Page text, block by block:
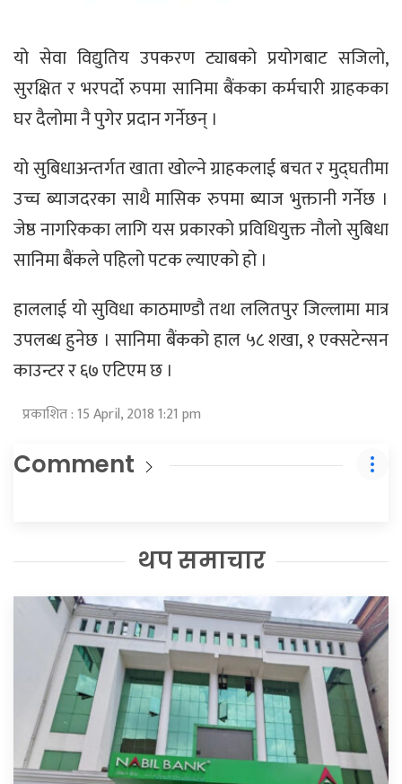
यो सेवा विद्युतिय उपकरण ट्याबको प्रयोगबाट सजिलो,
सुरक्षित र भरपर्दो रुपमा सानिमा बैंकका कर्मचारी ग्राहकका
घर दैलोमा नै पुगेर प्रदान गर्नेछन् ।
यो सुबिधाअन्तर्गत खाता खोल्ने ग्राहकलाई बचत र मुद्घतीमा
उच्च ब्याजदरका साथै मासिक रुपमा ब्याज भुक्तानी गर्नेछ ।
जेष्ठ नागरिकका लागि यस प्रकारको प्रविधियुक्त नौलो सुबिधा
सानिमा बैंकले पहिलो पटक ल्याएको हो ।
हाललाई यो सुविधा काठमाण्डौ तथा ललितपुर जिल्लामा मात्र
उपलब्ध हुनेछ । सानिमा बैंकको हाल ५८ शखा, १ एक्सटेन्सन
काउन्टर र ६७ एटिएम छ ।
प्रकाशित : 15 April, 2018 1:21 pm
Comment
थप समाचार